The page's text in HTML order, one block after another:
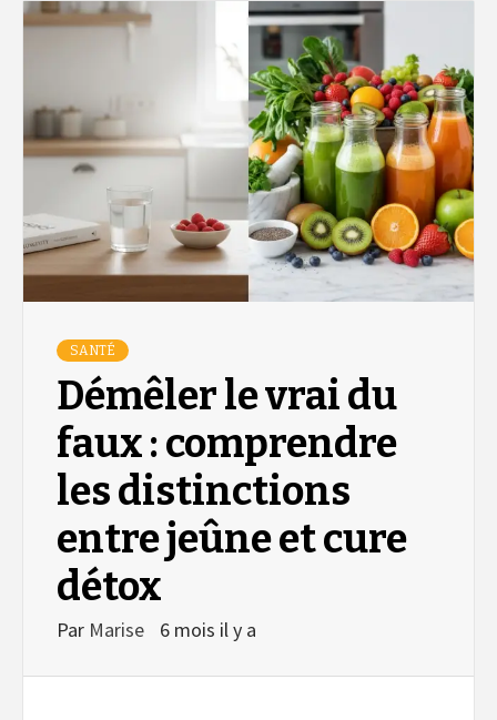
SANTÉ
Démêler le vrai du
faux : comprendre
les distinctions
entre jeûne et cure
détox
Par Marise 6 mois il y a